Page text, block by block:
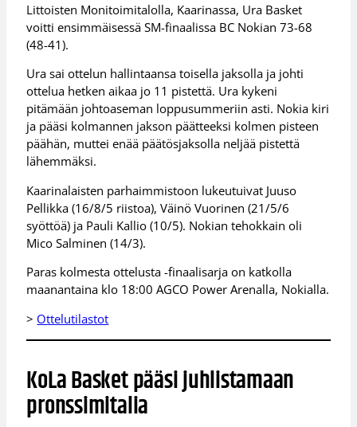
Littoisten Monitoimitalolla, Kaarinassa, Ura Basket
voitti ensimmäisessä SM-finaalissa BC Nokian 73-68
(48-41).
Ura sai ottelun hallintaansa toisella jaksolla ja johti
ottelua hetken aikaa jo 11 pistettä. Ura kykeni
pitämään johtoaseman loppusummeriin asti. Nokia kiri
ja pääsi kolmannen jakson päätteeksi kolmen pisteen
päähän, muttei enää päätösjaksolla neljää pistettä
lähemmäksi.
Kaarinalaisten parhaimmistoon lukeutuivat Juuso
Pellikka (16/8/5 riistoa), Väinö Vuorinen (21/5/6
syöttöä) ja Pauli Kallio (10/5). Nokian tehokkain oli
Mico Salminen (14/3).
Paras kolmesta ottelusta -finaalisarja on katkolla
maanantaina klo 18:00 AGCO Power Arenalla, Nokialla.
> Ottelutilastot
KoLa Basket pääsi juhlistamaan
pronssimitalia